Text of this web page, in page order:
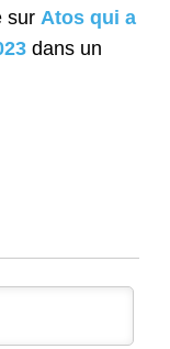
sur Atos qui a
dans un